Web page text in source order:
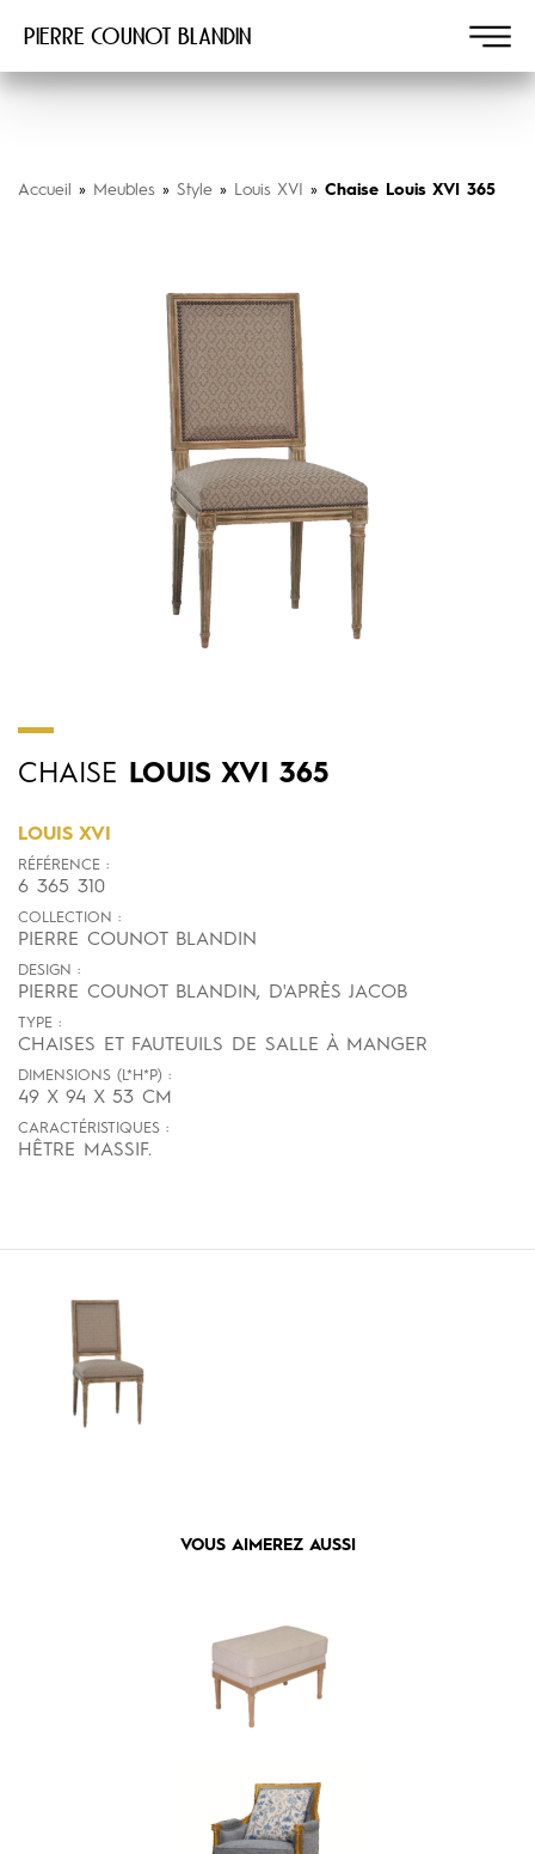
Pierre COUNOT BLANDIN
Accueil » Meubles » Style » Louis XVI » Chaise Louis XVI 365
CHAISE LOUIS XVI 365
LOUIS XVI
RÉFÉRENCE :
6 365 310
COLLECTION :
PIERRE COUNOT BLANDIN
DESIGN :
PIERRE COUNOT BLANDIN, D'APRÈS JACOB
TYPE :
CHAISES ET FAUTEUILS DE SALLE À MANGER
DIMENSIONS (L*H*P) :
49 X 94 X 53 CM
CARACTÉRISTIQUES :
HÊTRE MASSIF.
VOUS AIMEREZ AUSSI